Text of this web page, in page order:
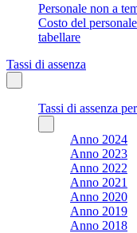
Personale non a
Costo del
tabellare
Tassi di assenza
Tassi di assenza
Anno 2024
Anno 2023
Anno 2022
Anno 2021
Anno 2020
Anno 2019
Anno 2018